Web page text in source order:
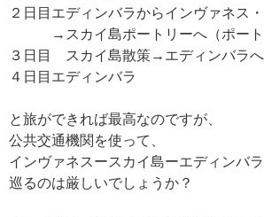
２日目エディンバラからインヴァネス
→スカイ島ポートリーへ（ポート
３日目 スカイ島散策→エディンバラ
４日目エディンバラ
と旅ができれば最高なのですが、
公共交通機関を使って、
インヴァネスースカイ島ーエディンバ
巡るのは厳しいでしょうか？